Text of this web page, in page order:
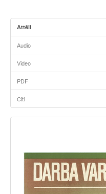
Attēli
Audio
Video
PDF
Citi